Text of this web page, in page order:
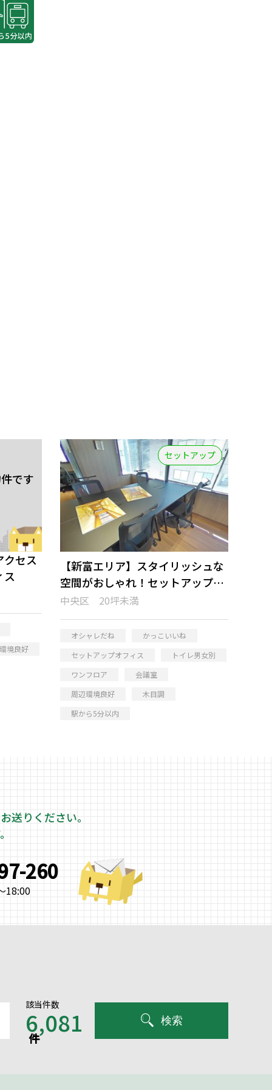
です
セス
ス
境良好
セットアップ
【新富エリア】スタイリッシュな
空間がおしゃれ！セットアップオ
フィス
中央区 20坪未満
オシャレだね
かっこいいね
セットアップオフィス
トイレ男女別
ワンフロア
会議室
周辺環境良好
木目調
駅から5分以内
送りください。
260
18:00
該当件数
6,081
件
検索